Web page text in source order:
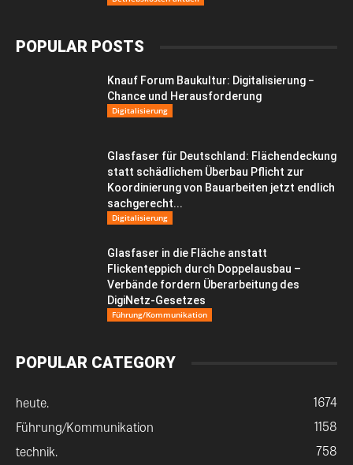
POPULAR POSTS
Knauf Forum Baukultur: Digitalisierung −
Chance und Herausforderung
Digitalisierung
Glasfaser für Deutschland: Flächendeckung
statt schädlichem Überbau Pflicht zur
Koordinierung von Bauarbeiten jetzt endlich
sachgerecht...
Digitalisierung
Glasfaser in die Fläche anstatt
Flickenteppich durch Doppelausbau –
Verbände fordern Überarbeitung des
DigiNetz-Gesetzes
Führung/Kommunikation
POPULAR CATEGORY
heute.
1674
Führung/Kommunikation
1158
technik.
758